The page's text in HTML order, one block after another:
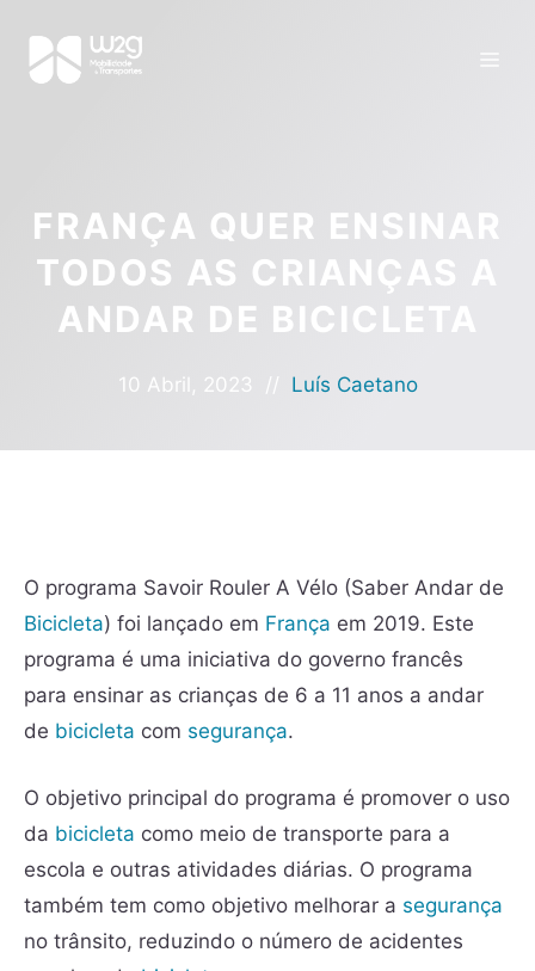
FRANÇA QUER ENSINAR
TODOS AS CRIANÇAS A
ANDAR DE BICICLETA
10 Abril, 2023 // Luís Caetano
O programa Savoir Rouler A Vélo (Saber Andar de
Bicicleta) foi lançado em França em 2019. Este
programa é uma iniciativa do governo francês
para ensinar as crianças de 6 a 11 anos a andar
de bicicleta com segurança.
O objetivo principal do programa é promover o uso
da bicicleta como meio de transporte para a
escola e outras atividades diárias. O programa
também tem como objetivo melhorar a segurança
no trânsito, reduzindo o número de acidentes